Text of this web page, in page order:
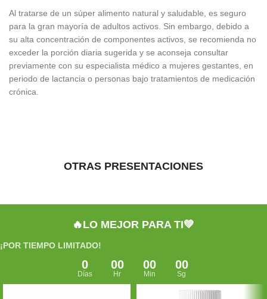
Al tratarse de un súper alimento natural y saludable, es seguro
para la gran mayoría de adultos activos. Sin embargo, debido a
su alta concentración de componentes activos, se recomienda no
exceder la porción diaria sugerida y se aconseja consultar
previamente con su especialista médico a mujeres gestantes, en
periodo de lactancia o personas bajo tratamientos de medicación
crónica.
OTRAS PRESENTACIONES
🔥LO MEJOR PARA TI💚
¡POR TIEMPO LIMITADO!
0
Días
00
Hr
00
Min
00
Sg